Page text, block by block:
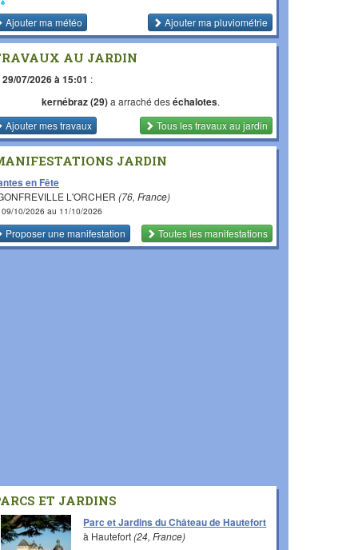
Ajouter ma météo Ajouter ma pluviométrie
AU JARDIN
29/07/2026 à 15:01 :
kernébraz (29)a arraché deséchalotes.
Ajouter mes travaux
Tous les travauxau jardin
JARDIN
en Fête
L'ORCHER (76, France)
09/10/2026 au 11/10/2026
Proposer une manifestation Toutes les manifestations
ET JARDINS
Parc et Jardins du Château de Hautefort
à Hautefort(24, France)